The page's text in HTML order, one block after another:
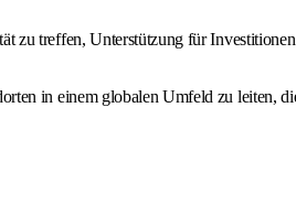
zu treffen, Unterstützung für
in einem globalen Umfeld zu leiten,